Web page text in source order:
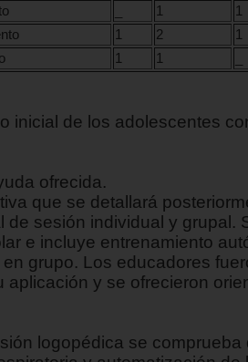
1
1
1 2
1
1 1
inicial de los adolescentes
ofrecida.
que se detallará
de sesión individual y grupal.
e incluye entrenamiento
grupo. Los educadores
aplicación y se ofrecieron
logopédica se comprueba